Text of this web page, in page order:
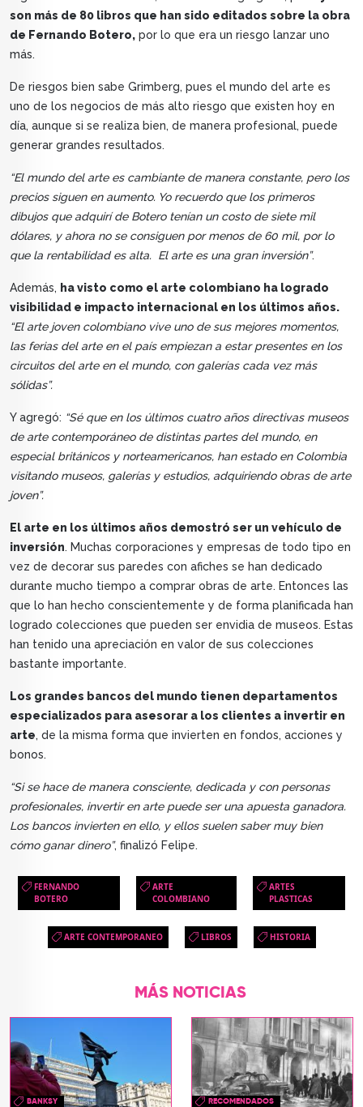
son más de 80 libros que han sido editados sobre la obra
de Fernando Botero, por lo que era un riesgo lanzar uno
más.
De riesgos bien sabe Grimberg, pues el mundo del arte es
uno de los negocios de más alto riesgo que existen hoy en
día, aunque si se realiza bien, de manera profesional, puede
generar grandes resultados.
“El mundo del arte es cambiante de manera constante, pero los
precios siguen en aumento. Yo recuerdo que los primeros
dibujos que adquirí de Botero tenían un costo de siete mil
dólares, y ahora no se consiguen por menos de 60 mil, por lo
que la rentabilidad es alta. El arte es una gran inversión”.
Además, ha visto como el arte colombiano ha logrado
visibilidad e impacto internacional en los últimos años.
“El arte joven colombiano vive uno de sus mejores momentos,
las ferias del arte en el país empiezan a estar presentes en los
circuitos del arte en el mundo, con galerías cada vez más
sólidas”.
Y agregó: “Sé que en los últimos cuatro años directivas museos
de arte contemporáneo de distintas partes del mundo, en
especial británicos y norteamericanos, han estado en Colombia
visitando museos, galerías y estudios, adquiriendo obras de arte
joven”.
El arte en los últimos años demostró ser un vehículo de
inversión. Muchas corporaciones y empresas de todo tipo en
vez de decorar sus paredes con afiches se han dedicado
durante mucho tiempo a comprar obras de arte. Entonces las
que lo han hecho conscientemente y de forma planificada han
logrado colecciones que pueden ser envidia de museos. Estas
han tenido una apreciación en valor de sus colecciones
bastante importante.
Los grandes bancos del mundo tienen departamentos
especializados para asesorar a los clientes a invertir en
arte, de la misma forma que invierten en fondos, acciones y
bonos.
“Si se hace de manera consciente, dedicada y con personas
profesionales, invertir en arte puede ser una apuesta ganadora.
Los bancos invierten en ello, y ellos suelen saber muy bien
cómo ganar dinero”, finalizó Felipe.
FERNANDO
BOTERO
ARTE
COLOMBIANO
ARTES
PLASTICAS
ARTE CONTEMPORANEO LIBROS HISTORIA
MÁS NOTICIAS
BANKSY RECOMENDADOS